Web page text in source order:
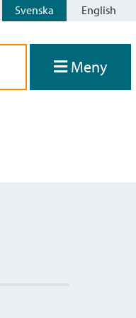
Svenska English
Meny